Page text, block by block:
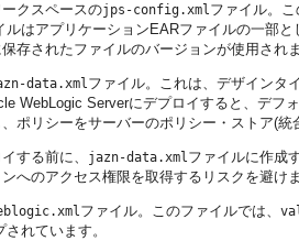
クスペースのjps-config.xmlファイル。
ルはアプリケーションEARファイルの一部
存されたファイルのバージョンが使用され
data.xmlファイル。これは、デザインタ
WebLogic Serverにデプロイすると、デフ
ポリシーをサーバーのポリシー・ストア(
する前に、 jazn-data.xmlファイルに作成
へのアクセス権限を取得するリスクを避け
ファイル。このファイルでは、
れています。